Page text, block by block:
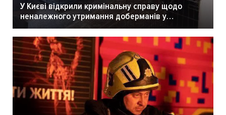
У Києві відкрили кримінальну справу щодо
неналежного утримання доберманів у
розпліднику